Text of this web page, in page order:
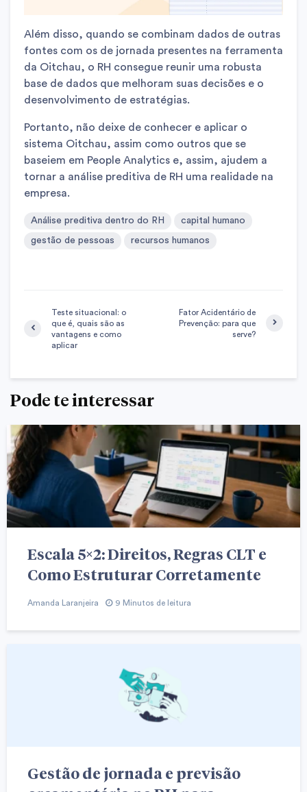
Além disso, quando se combinam dados de outras
fontes com os de jornada presentes na ferramenta
da Oitchau, o RH consegue reunir uma robusta
base de dados que melhoram suas decisões e o
desenvolvimento de estratégias.
Portanto, não deixe de conhecer e aplicar o
sistema Oitchau, assim como outros que se
baseiem em People Analytics e, assim, ajudem a
tornar a análise preditiva de RH uma realidade na
empresa.
Análise preditiva dentro do RH capital humano
gestão de pessoas recursos humanos
Teste situacional: o
que é, quais são as
vantagens e como
aplicar
Fator Acidentário de
Prevenção: para que
serve?
Pode te interessar
Escala 5×2: Direitos, Regras CLT e
Como Estruturar Corretamente
Amanda Laranjeira 9 Minutos de leitura
Gestão de jornada e previsão